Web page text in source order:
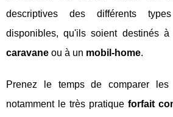
descriptives des différents types
disponibles, qu'ils soient destinés
caravane ou à un mobil-home.
Prenez le temps de comparer les
notamment le très pratique forfait